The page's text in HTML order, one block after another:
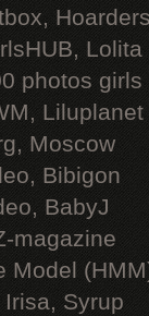
Lolita
photos
Liluplanet
Moscow
Bibigon
BabyJ
magazine
Model
Syrup